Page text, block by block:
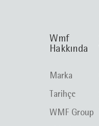
Wmf
Hakkında
Marka
Tarihçe
WMF Group